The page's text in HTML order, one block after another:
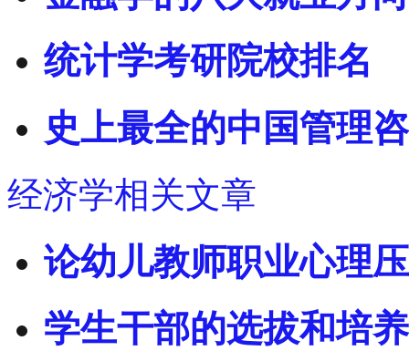
统计学考研院校排名
史上最全的中国管理
经济学相关文章
论幼儿教师职业心理
学生干部的选拔和培